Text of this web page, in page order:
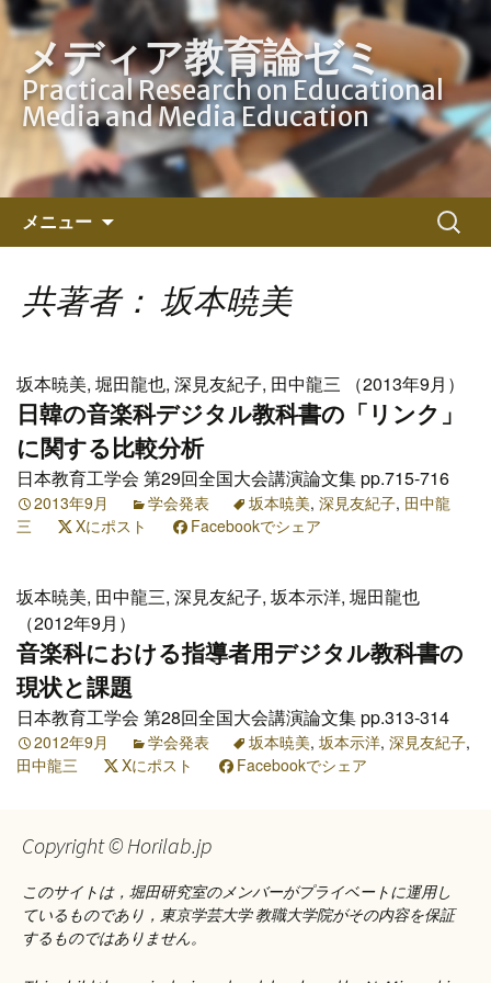
メディア教育論ゼミ
Practical Research on Educational
Media and Media Education
メニュー
ン
ツ
キ
ッ
プ
検
索:
共著者： 坂本暁美
坂本暁美, 堀田龍也, 深見友紀子, 田中龍三 （2013年9月）
日韓の音楽科デジタル教科書の「リンク」
に関する比較分析
日本教育工学会 第29回全国大会講演論文集 pp.715-716
2013年9月 学会発表 坂本暁美, 深見友紀子, 田中龍
三
Xにポスト Facebookでシェア
坂本暁美, 田中龍三, 深見友紀子, 坂本示洋, 堀田龍也
（2012年9月）
音楽科における指導者用デジタル教科書の
現状と課題
日本教育工学会 第28回全国大会講演論文集 pp.313-314
2012年9月 学会発表 坂本暁美, 坂本示洋, 深見友紀子,
田中龍三
Xにポスト Facebookでシェア
Copyright © Horilab.jp
このサイトは，堀田研究室のメンバーがプライベートに運用し
ているものであり，東京学芸大学 教職大学院がその内容を保証
するものではありません。